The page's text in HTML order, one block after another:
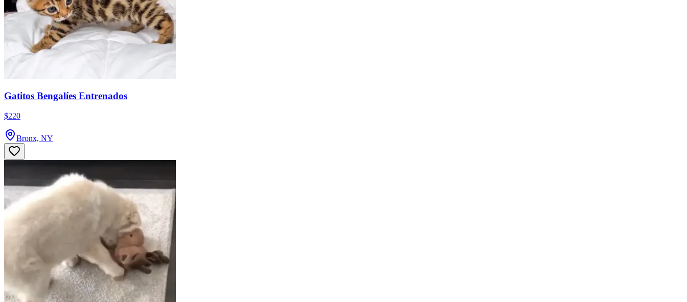
Gatitos Bengalíes Entrenados
$220
Bronx, NY